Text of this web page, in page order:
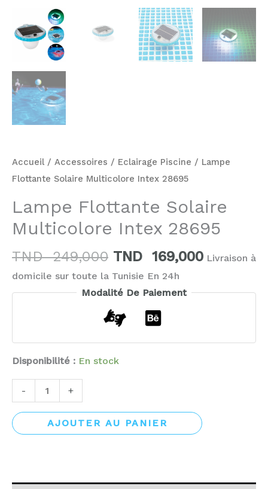
Accueil / Accessoires / Eclairage Piscine / Lampe
Flottante Solaire Multicolore Intex 28695
Lampe Flottante Solaire
Multicolore Intex 28695
TND249,000 TND 169,000 Livraison à
domicile sur toute la Tunisie En 24h
Modalité De Paiement
Disponibilité : En stock
- +
AJOUTER AU PANIER